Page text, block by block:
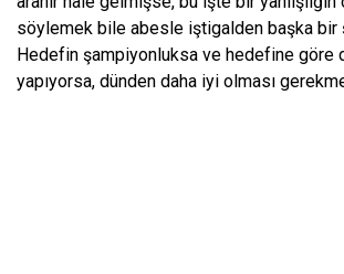
söylemek bile abesle iştigalden başka bir
Hedefin şampiyonluksa ve hedefine göre
yapıyorsa, dünden daha iyi olması